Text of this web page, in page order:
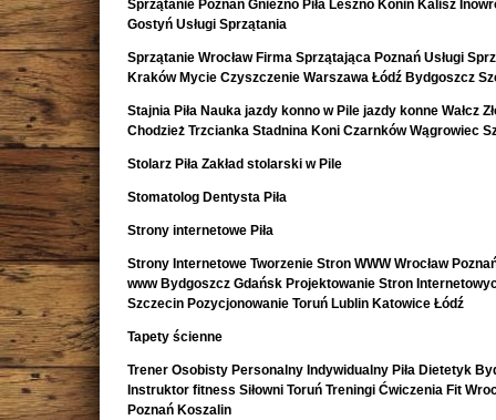
Sprzątanie Poznań Gniezno Piła Leszno Konin Kalisz
Gostyń Usługi Sprzątania
Sprzątanie Wrocław Firma Sprzątająca Poznań Usługi
Kraków Mycie Czyszczenie Warszawa Łódź Bydgoszcz
Stajnia Piła Nauka jazdy konno w Pile jazdy konne Wałcz
Chodzież Trzcianka Stadnina Koni Czarnków Wągrowiec
Stolarz Piła Zakład stolarski w Pile
Stomatolog Dentysta Piła
Strony internetowe Piła
Strony Internetowe Tworzenie Stron WWW Wrocław
www Bydgoszcz Gdańsk Projektowanie Stron
Szczecin Pozycjonowanie Toruń Lublin Katowice Łódź
Tapety ścienne
Trener Osobisty Personalny Indywidualny Piła Dietetyk
Instruktor fitness Siłowni Toruń Treningi Ćwiczenia Fit
Poznań Koszalin